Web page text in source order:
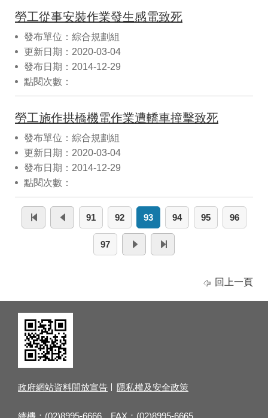
勞工從事安裝作業發生感電致死
發布單位：綜合規劃組
更新日期：2020-03-04
發布日期：2014-12-29
點閱次數：
勞工施作拱橋機電作業遭轎車撞擊致死
發布單位：綜合規劃組
更新日期：2020-03-04
發布日期：2014-12-29
點閱次數：
91 92 93 94 95 96
97
回上一頁
政府網站資料開放宣告 隱私權及安全政策
總機：(02)8995-6666 FAX：(02)8995-6665